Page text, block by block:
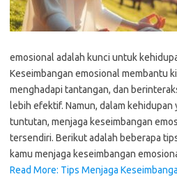
emosional adalah kunci untuk
Keseimbangan emosional membantu
menghadapi tantangan, dan
lebih efektif. Namun, dalam
tuntutan, menjaga keseimbangan
tersendiri. Berikut adalah beberapa
kamu menjaga keseimbangan
Read More: Tips Menjaga